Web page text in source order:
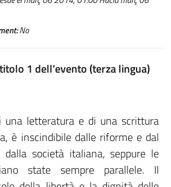
No
1 dell’evento (terza lingua)
una letteratura e di una scrittura
è inscindibile dalle riforme e dal
dalla società italiana, seppure le
state sempre parallele. Il